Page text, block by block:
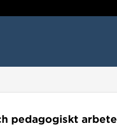
pedagogiskt arbete